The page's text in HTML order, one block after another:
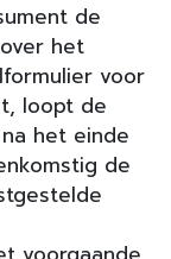
de
het
voor
loopt de
het einde
de